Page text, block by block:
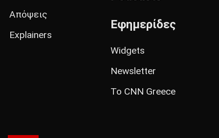
Απόψεις
Explainers
Εφημερίδες
Widgets
Newsletter
Το CNN Greece